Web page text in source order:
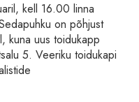
kell 16.00 linna
on põhjust
kuna uus toidukapp
5. Veeriku toidukapi